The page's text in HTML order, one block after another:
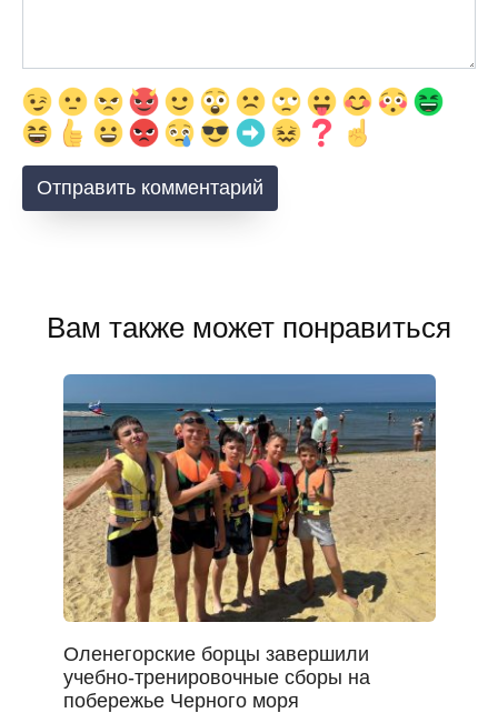
Вам также может понравиться
Оленегорские борцы завершили
учебно-тренировочные сборы на
побережье Черного моря